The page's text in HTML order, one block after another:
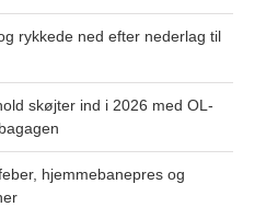
rykkede ned efter nederlag til
skøjter ind i 2026 med OL-
hjemmebanepres og